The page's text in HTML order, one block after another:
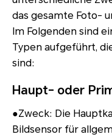
das gesamte Foto-
Im Folgenden sind
Typen aufgeführt,
sind:
Haupt- oder
●Zweck: Die
Bildsensor für